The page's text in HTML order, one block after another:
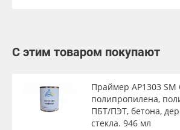
С этим товаром покупают
Праймер AP1303 SM
полипропилена,
ПБТ/ПЭТ, бетона,
стекла. 946 мл